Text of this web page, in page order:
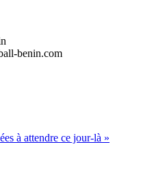
benin.com
à attendre ce jour-là »